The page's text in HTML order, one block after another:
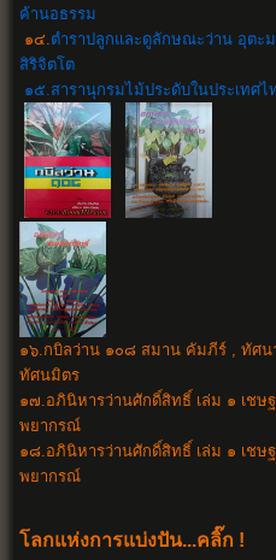
ค้านอธรรม
๑๔.ตำราปลูกและดูลักษณะว่าน อุตะ
สิริจิตโต
๑๕.สารานุกรมไม้ประดับในประเทศไ
๑๖.กบิลว่าน ๑๐๘ สมาน คัมภีร์ , ทัศน
ทัศนมิตร
๑๗.อภินิหารว่านศักดิ์สิทธิ์ เล่ม ๑ เชษ
พยากรณ์
๑๘.อภินิหารว่านศักดิ์สิทธิ์ เล่ม ๑ เชษ
พยากรณ์
โลกแห่งการแบ่งปัน...คลิ๊ก !